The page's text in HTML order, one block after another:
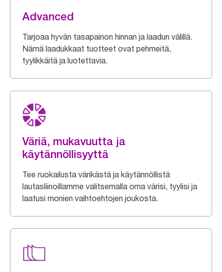
Advanced
Tarjoaa hyvän tasapainon hinnan ja laadun välillä.
Nämä laadukkaat tuotteet ovat pehmeitä,
tyylikkäitä ja luotettavia.
Väriä, mukavuutta ja
käytännöllisyyttä
Tee ruokailusta värikästä ja käytännöllistä
lautasliinoillamme valitsemalla oma värisi, tyylisi ja
laatusi monien vaihtoehtojen joukosta.